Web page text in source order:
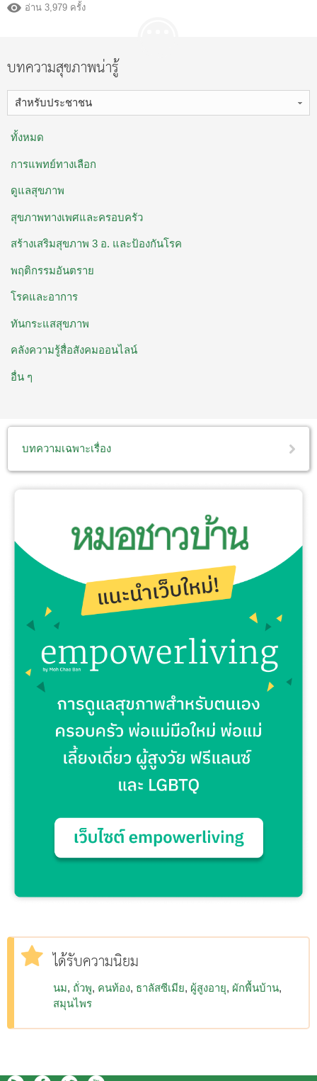
อ่าน 3,979 ครั้ง
บทความสุขภาพน่ารู้
สำหรับประชาชน
ทั้งหมด
การแพทย์ทางเลือก
ดูแลสุขภาพ
สุขภาพทางเพศและครอบครัว
สร้างเสริมสุขภาพ 3 อ. ​และป้องกันโรค
พฤติกรรมอันตราย
โรคและอาการ
ทันกระแสสุขภาพ
คลังความรู้สื่อสังคมออนไลน์
อื่น ๆ
บทความเฉพาะเรื่อง
ได้รับความนิยม
นม ถั่วพู คนท้อง ธาลัสซีเมีย ผู้สูงอายุ ผักพื้นบ้าน
สมุนไพร